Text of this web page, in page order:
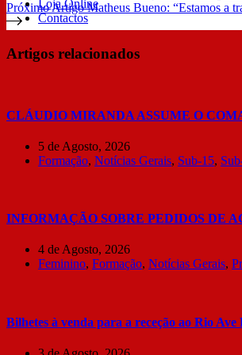
Loja Online
Contactos
PróximoArtigo Matheus Bueno: “Estamos a
Artigos relacionados
CLÁUDIO MIRANDA ASSUME O
5 de Agosto, 2026
Formação, Notícias Gerais, Sub-15,
INFORMAÇÃO SOBRE PEDIDOS DE
4 de Agosto, 2026
Feminino, Formação, Notícias Gerais,
Bilhetes à venda para a receção ao Rio Ave